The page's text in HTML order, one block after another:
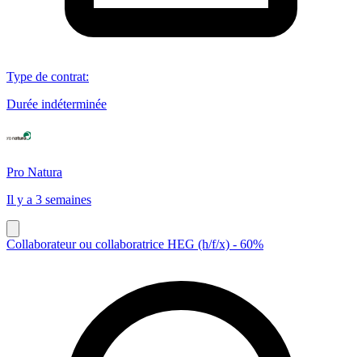
Type de contrat:
Durée indéterminée
Pro Natura
Il y a 3 semaines
Collaborateur ou collaboratrice HEG (h/f/x) - 60%